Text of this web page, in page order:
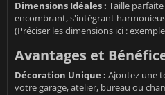
Dimensions Idéales : Taille
encombrant, s'intégrant
(Préciser les dimensions ici :
Avantages et
Décoration Unique : Ajoutez une
votre garage, atelier, bureau ou